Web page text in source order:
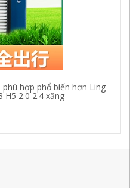
hợp phổ biến hơn Ling
H5 2.0 2.4 xăng